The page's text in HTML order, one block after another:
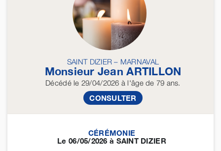
SAINT DIZIER – MARNAVAL
Monsieur JeanARTILLON
Décédéle 29/04/2026 à l'âge de 79 ans.
CONSULTER
CÉRÉMONIE
Le 06/05/2026 à SAINT DIZIER